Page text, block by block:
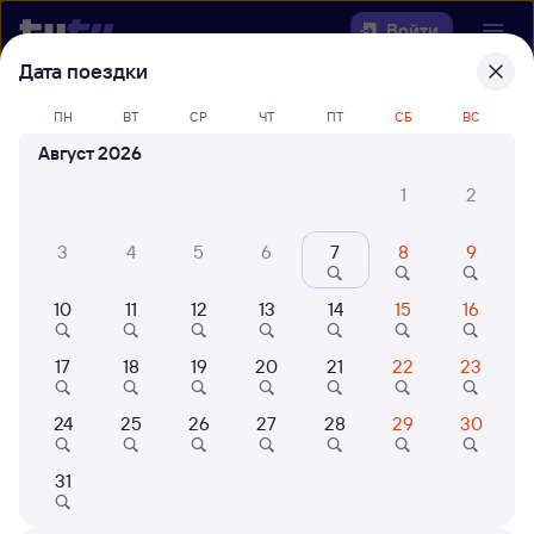
Войти
Выберите день, чтобы найтиж/д
билеты Алзамай — Улькан
Куда
Когда
Кто едет
Найти поезда
Дата поездки
ПН ВТ СР ЧТ ПТ СБ ВС
Август 2026
1
2
3 4 5 6 7 8 9
10 11 12 13 14 15 16
17 18 19 20 21 22 23
24 25 26 27 28 29 30
31